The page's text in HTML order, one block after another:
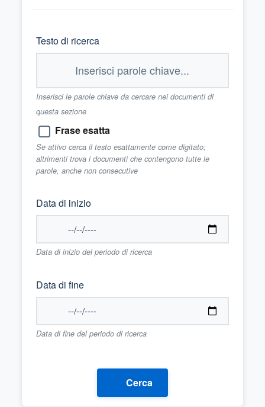
Testo di ricerca
Inserisci le parole chiave da cercare nei documenti di
questa sezione
Frase esatta
Se attivo cerca il testo esattamente come digitato;
altrimenti trova i documenti che contengono tutte le
parole, anche non consecutive
Data di inizio
Data di inizio del periodo di ricerca
Data di fine
Data di fine del periodo di ricerca
Cerca